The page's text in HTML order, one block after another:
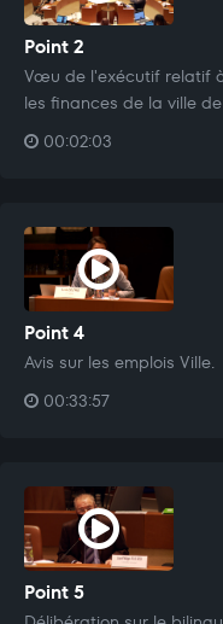
Point 2
Vœu de l'exécutif relatif
les finances de la ville
00:02:03
Point 4
Avis sur les emplois Ville.
00:33:57
Point 5